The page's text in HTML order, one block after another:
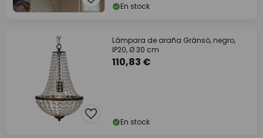
En stock
Lámpara de araña Gränsö, negro,
IP20, Ø 30 cm
110,83 €
En stock